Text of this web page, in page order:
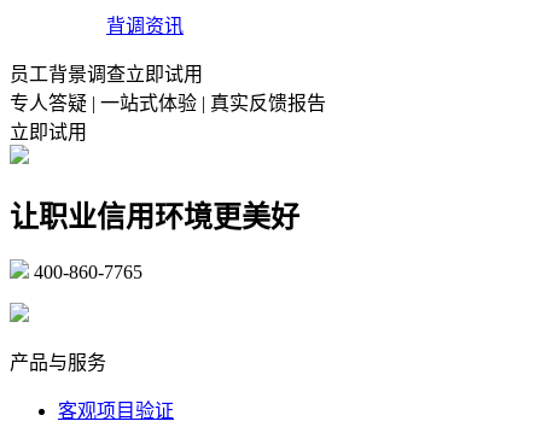
背调资讯
员工背景调查立即试用
专人答疑 | 一站式体验 | 真实反馈报告
立即试用
让职业信用环境更美好
400-860-7765
产品与服务
客观项目验证